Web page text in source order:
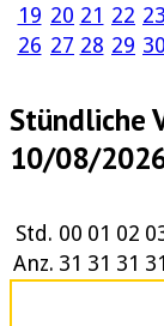
19 20 21 22 23
26 27 28 29 30
Stündliche
10/08/
Std. 00 01 02
Anz. 31 31 31 31